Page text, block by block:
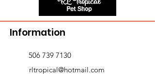
Information
506 739 7130
rltropical@hotmail.com